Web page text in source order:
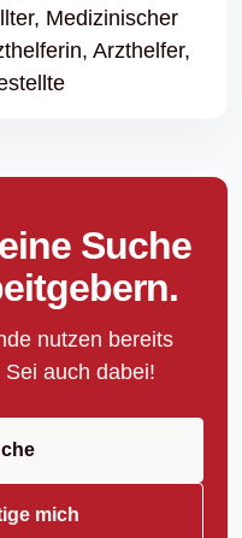
Medizinischer
Arzthelfer,
Suche
nutzen bereits
auch dabei!
mich